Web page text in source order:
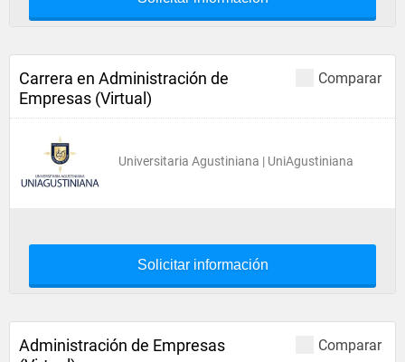
Comparar
Carrera en Administración de
Empresas (Virtual)
Universitaria Agustiniana | UniAgustiniana
Solicitar información
Comparar
Administración de Empresas